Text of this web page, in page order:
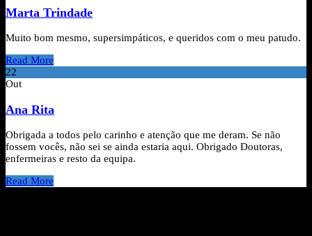
Marta Trindade
Muito bom mesmo, supersimpáticos, e queridos com o meu patudo.
Read More
22
Out
Ana Rita
Obrigada a todos pelo carinho e atenção que me deram. Se não
fossem vocês, não sei se ainda estaria aqui. Obrigado Doutoras,
enfermeiras e resto da equipa.
Read More